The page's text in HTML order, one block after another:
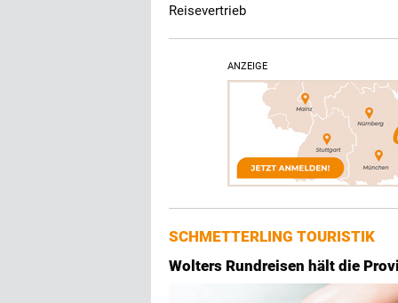
Reisevertrieb
ANZEIGE
SCHMETTERLING TOURISTIK
Wolters Rundreisen hält die